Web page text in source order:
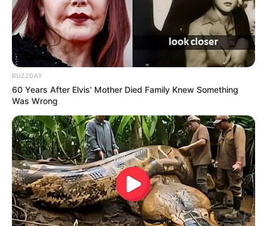
BUZZDAY
60 Years After Elvis' Mother Died Family Knew Something
Was Wrong